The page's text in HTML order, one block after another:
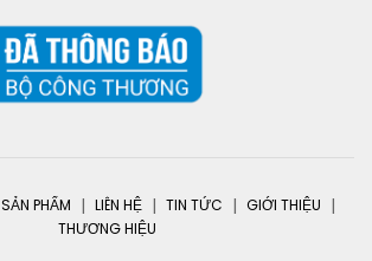
SẢN PHẨM LIÊN HỆ TIN TỨC
GIỚI THIỆU
THƯƠNG HIỆU